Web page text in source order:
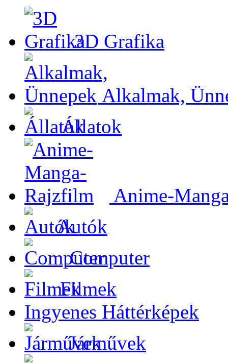
3D Grafika
Alkalmak,
Állatok
Anime-
Autók
Computer
Filmek
Ingyenes Háttérképek
Járművek